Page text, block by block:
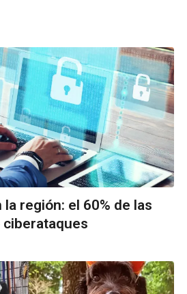
región: el 60% de las